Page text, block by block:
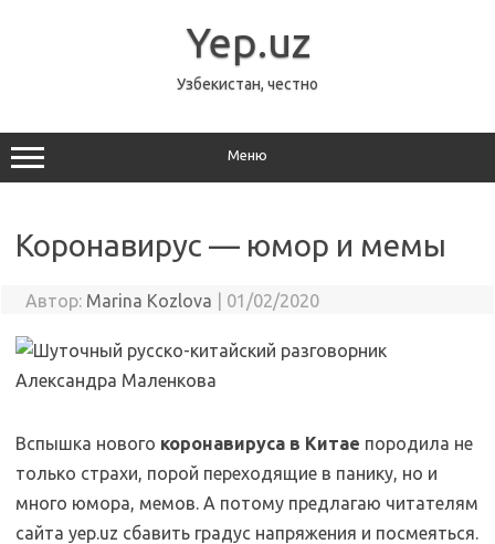
Yep.uz
Узбекистан, честно
Меню
Коронавирус — юмор и мемы
Автор: Marina Kozlova 01/02/2020
Вспышка нового коронавируса в Китае породила не
только страхи, порой переходящие в панику, но и
много юмора, мемов. А потому предлагаю читателям
сайта yep.uz сбавить градус напряжения и посмеяться.